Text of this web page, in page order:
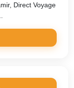
Direct Voyage